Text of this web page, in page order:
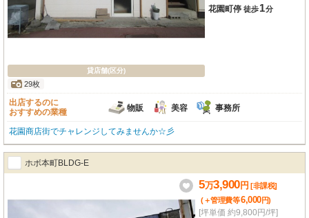
貸店舗(区分)
29枚
花園町停 徒歩1分
出店するのに
おすすめの業種
物販 美容 事務所
花園商店街でチャレンジしてみませんか☆彡
ホボ本町BLDG-E
5万3,900円 [非課税]
(＋管理費等6,000円)
[坪単価 約9,800円/坪]